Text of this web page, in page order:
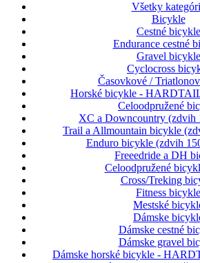
Všetky
Bicykle
Cestné bicykle
Endurance cestné
Gravel bicykle
Cyclocross
Časovkové /
Horské bicykle -
Celoodpružené
XC a Downcountry (zdvih
Trail a Allmountain bicykle
Enduro bicykle (zdvih
Freeedride a DH
Celoodpružené
Cross/Treking
Fitness bicykle
Mestské
Dámske
Dámske cestné
Dámske gravel
Dámske horské bicykle -